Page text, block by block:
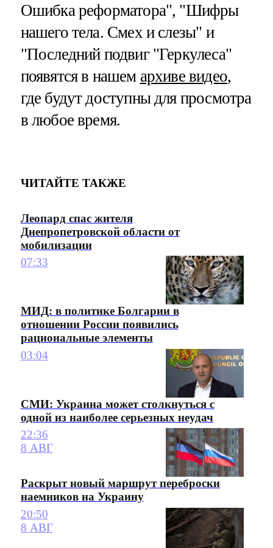
Ошибка реформатора", "Шифры
нашего тела. Смех и слезы" и
"Последний подвиг "Геркулеса"
появятся в нашем архиве видео,
где будут доступны для просмотра
в любое время.
ЧИТАЙТЕ ТАКЖЕ
Леопард спас жителя
Днепропетровской области от
мобилизации
07:33
МИД: в политике Болгарии в
отношении России появились
рациональные элементы
03:04
СМИ: Украина может столкнуться с
одной из наиболее серьезных неудач
22:36
8 АВГ
Раскрыт новый маршрут переброски
наемников на Украину
20:50
8 АВГ